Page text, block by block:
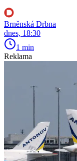
Brněnská Drbna
dnes, 18:30
1 min
Reklama